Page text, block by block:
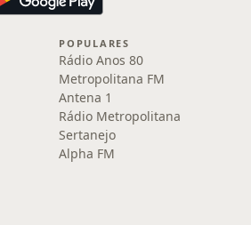
POPULARES
Rádio Anos 80
Metropolitana FM
Antena 1
Rádio Metropolitana
Sertanejo
Alpha FM